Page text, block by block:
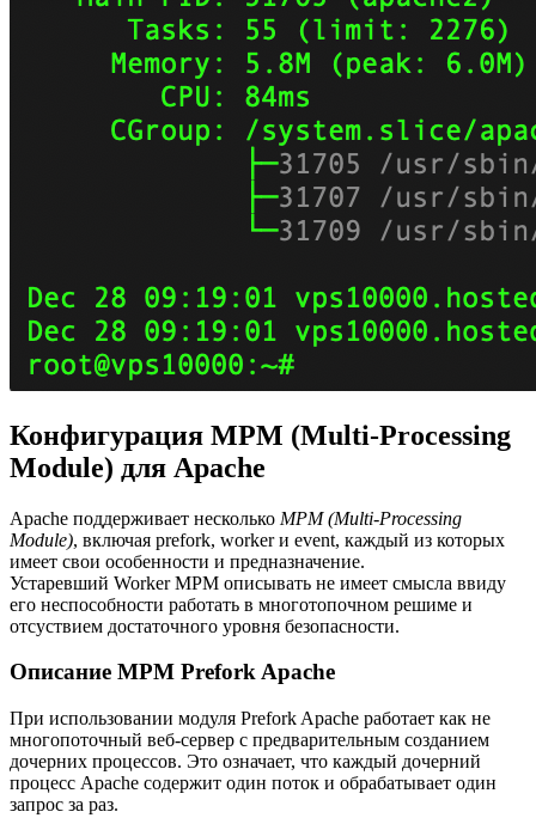
Конфигурация MPM (Multi-Processing
Module) для Apache
Apache поддерживает несколько MPM (Multi-Processing
Module), включая prefork, worker и event, каждый из которых
имеет свои особенности и предназначение.
Устаревший Worker MPM описывать не имеет смысла ввиду
его неспособности работать в многотопочном решиме и
отсуствием достаточного уровня безопасности.
Описание MPM Prefork Apache
При использовании модуля Prefork Apache работает как не
многопоточный веб-сервер с предварительным созданием
дочерних процессов. Это означает, что каждый дочерний
процесс Apache содержит один поток и обрабатывает один
запрос за раз.